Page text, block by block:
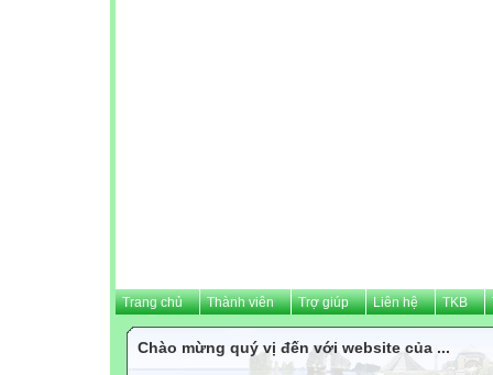
Trang chủ Thành viên Trợ giúp Liên hệ TKB
Chào mừng quý vị đến với website của ...